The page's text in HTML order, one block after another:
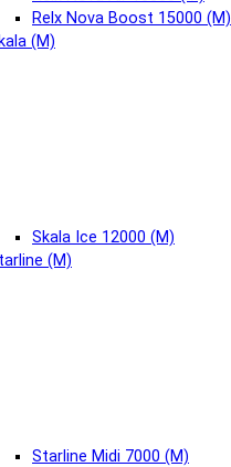
Relx Nova Boost 15000 (М)
(М)
Skala Ice 12000 (М)
(М)
Starline Midi 7000 (М)